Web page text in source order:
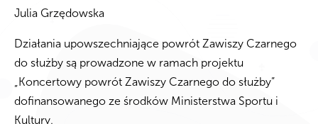
Julia Grzędowska
Działania upowszechniające powrót Zawiszy Czarnego
do służby są prowadzone w ramach projektu
„Koncertowy powrót Zawiszy Czarnego do służby”
dofinansowanego ze środków Ministerstwa Sportu i
Kultury.